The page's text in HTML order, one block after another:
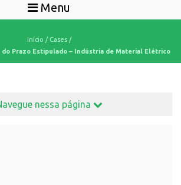
Menu
CASES
Início / Cases/
Prazo Estipulado – Indústria de Material Elétrico
nessa página